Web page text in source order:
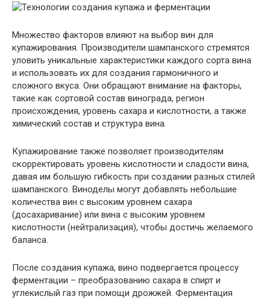
Множество факторов влияют на выбор вин для
купажирования. Производители шампанского стремятся
уловить уникальные характеристики каждого сорта вина
и использовать их для создания гармоничного и
сложного вкуса. Они обращают внимание на факторы,
такие как сортовой состав винограда, регион
происхождения, уровень сахара и кислотности, а также
химический состав и структура вина.
Купажирование также позволяет производителям
скорректировать уровень кислотности и сладости вина,
давая им большую гибкость при создании разных стилей
шампанского. Виноделы могут добавлять небольшие
количества вин с высоким уровнем сахара
(досахаривание) или вина с высоким уровнем
кислотности (нейтрализация), чтобы достичь желаемого
баланса.
После создания купажа, вино подвергается процессу
ферментации – преобразованию сахара в спирт и
углекислый газ при помощи дрожжей. Ферментация